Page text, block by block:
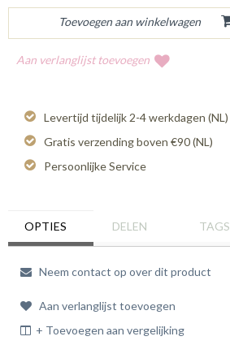
Aan verlanglijst toevoegen
Levertijd tijdelijk 2-4 werkdagen (NL)
Gratis verzending boven €90 (NL)
Persoonlijke Service
OPTIES DELEN TAGS
Neem contact op over dit product
Aan verlanglijst toevoegen
+ Toevoegen aan vergelijking